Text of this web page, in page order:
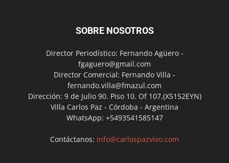
SOBRE NOSOTROS
Director Periodístico: Fernando Agüero -
fgaguero@gmail.com
Director Comercial: Fernando Villa -
fernando.villa@fmazul.com
Dirección: 9 de Julio 90. Piso 10. Of 107.(X5152EYN)
Villa Carlos Paz - Córdoba - Argentina
WhatsApp: +5493541585147
Contáctanos: info@carlospazvivo.com